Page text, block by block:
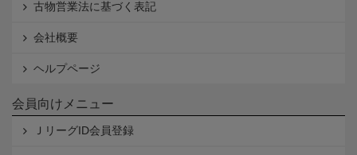
古物営業法に基づく表記
会社概要
ヘルプページ
会員向けメニュー
ＪリーグID会員登録